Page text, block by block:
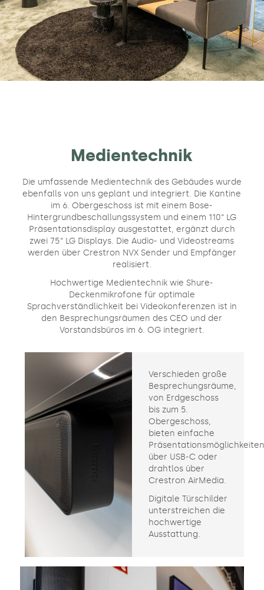
Medientechnik
Die umfassende Medientechnik des Gebäudes wurde
ebenfalls von uns geplant und integriert. Die Kantine
im 6. Obergeschoss ist mit einem Bose-
Hintergrundbeschallungssystem und einem 110“ LG
Präsentationsdisplay ausgestattet, ergänzt durch
zwei 75“ LG Displays. Die Audio- und Videostreams
werden über Crestron NVX Sender und Empfänger
realisiert.
Hochwertige Medientechnik wie Shure-
Deckenmikrofone für optimale
Sprachverständlichkeit bei Videokonferenzen ist in
den Besprechungsräumen des CEO und der
Vorstandsbüros im 6. OG integriert.
Verschieden große
Besprechungsräume,
von Erdgeschoss
bis zum 5.
Obergeschoss,
bieten einfache
Präsentationsmöglichkeiten
über USB-C oder
drahtlos über
Crestron AirMedia.
Digitale Türschilder
unterstreichen die
hochwertige
Ausstattung.